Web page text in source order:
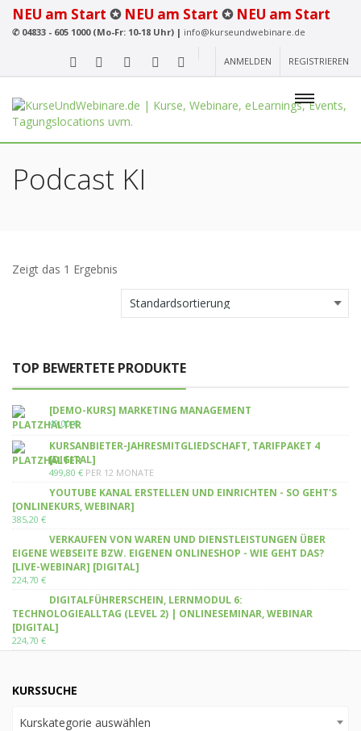
NEU am Start ✪ NEU am Start ✪ NEU am Start
✆04833 - 605 1000 (Mo-Fr: 10-18 Uhr) | info@kurseundwebinare.de
ANMELDEN REGISTRIEREN
Podcast KI
Zeigt das 1 Ergebnis
TOP BEWERTETE PRODUKTE
[DEMO-KURS] MARKETING MANAGEMENT
49,00€
KURSANBIETER-JAHRESMITGLIEDSCHAFT, TARIFPAKET 4
[DIGITAL]
499,80 € PER 12 MONATE
YOUTUBE KANAL ERSTELLEN UND EINRICHTEN - SO GEHT'S
[ONLINEKURS, WEBINAR]
385,20 €
VERKAUFEN VON WAREN UND DIENSTLEISTUNGEN ÜBER
EIGENE WEBSEITE BZW. EIGENEN ONLINESHOP - WIE GEHT DAS?
[LIVE-WEBINAR] [DIGITAL]
224,70 €
DIGITALFÜHRERSCHEIN, LERNMODUL 6:
TECHNOLOGIEALLTAG (LEVEL 2) | ONLINESEMINAR, WEBINAR
[DIGITAL]
224,70 €
KURSSUCHE
Kurskategorie auswählen